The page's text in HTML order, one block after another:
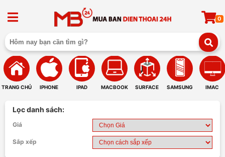
0
TRANG CHỦ IPHONE IPAD MACBOOK SURFACE SAMSUNG IMAC
Lọc danh sách:
Giá
Sắp xếp